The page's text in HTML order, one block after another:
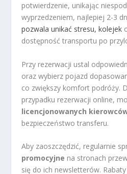
potwierdzenie, unikając
wyprzedzeniem, najlepiej 2-3
pozwala unikać stresu, kolejek
dostępność transportu po
Przy rezerwacji ustal
oraz wybierz pojazd
co zwiększy komfort podróży.
przypadku rezerwacji online,
licencjonowanych
bezpieczeństwo transferu.
Aby zaoszczędzić, regularnie
promocyjne na stronach
się do ich newsletterów.